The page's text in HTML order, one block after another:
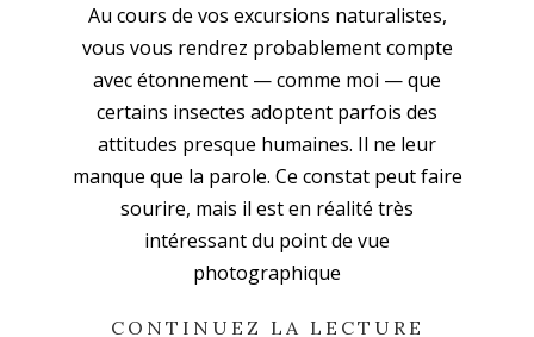
06-
14
Au cours de vos excursions naturalistes,
vous vous rendrez probablement compte
avec étonnement — comme moi — que
certains insectes adoptent parfois des
attitudes presque humaines. Il ne leur
manque que la parole. Ce constat peut faire
sourire, mais il est en réalité très
intéressant du point de vue
photographique
CONTINUEZ LA LECTURE